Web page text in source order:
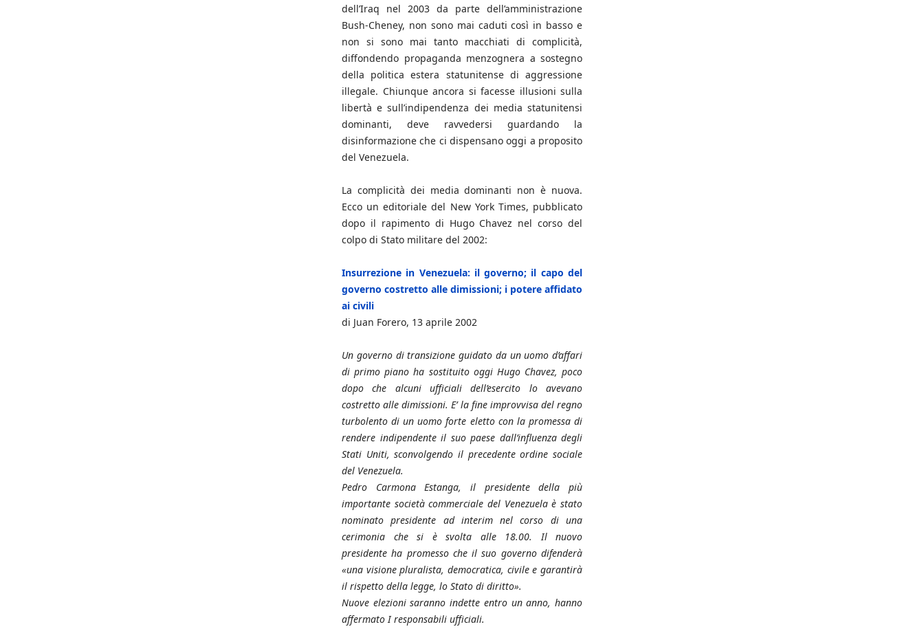
dell’Iraq nel 2003 da parte dell’amministrazione
Bush-Cheney, non sono mai caduti così in basso e
non si sono mai tanto macchiati di complicità,
diffondendo propaganda menzognera a sostegno
della politica estera statunitense di aggressione
illegale. Chiunque ancora si facesse illusioni sulla
libertà e sull’indipendenza dei media statunitensi
dominanti, deve ravvedersi guardando la
disinformazione che ci dispensano oggi a proposito
del Venezuela.
La complicità dei media dominanti non è nuova.
Ecco un editoriale del New York Times, pubblicato
dopo il rapimento di Hugo Chavez nel corso del
colpo di Stato militare del 2002:
Insurrezione in Venezuela: il governo; il capo del
governo costretto alle dimissioni; i potere affidato
ai civili
di Juan Forero, 13 aprile 2002
Un governo di transizione guidato da un uomo d’affari
di primo piano ha sostituito oggi Hugo Chavez, poco
dopo che alcuni ufficiali dell’esercito lo avevano
costretto alle dimissioni. E’ la fine improvvisa del regno
turbolento di un uomo forte eletto con la promessa di
rendere indipendente il suo paese dall’influenza degli
Stati Uniti, sconvolgendo il precedente ordine sociale
del Venezuela.
Pedro Carmona Estanga, il presidente della più
importante società commerciale del Venezuela è stato
nominato presidente ad interim nel corso di una
cerimonia che si è svolta alle 18.00. Il nuovo
presidente ha promesso che il suo governo difenderà
«una visione pluralista, democratica, civile e garantirà
il rispetto della legge, lo Stato di diritto».
Nuove elezioni saranno indette entro un anno, hanno
affermato I responsabili ufficiali.